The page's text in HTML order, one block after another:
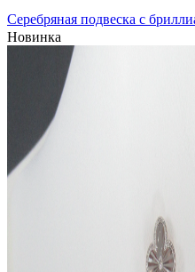
Серебряная подвеска с
Новинка